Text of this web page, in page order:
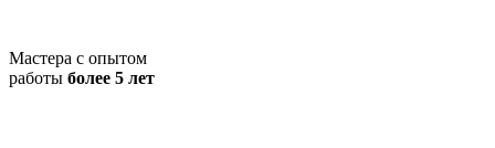
Мастера с опытом
работы более 5 лет